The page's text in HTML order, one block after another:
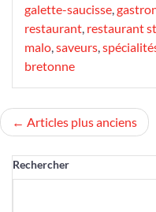
galette-saucisse
restaurant restaurant
malo saveurs
bretonne
Navigation
des
articles
Articles plus anciens
Rechercher